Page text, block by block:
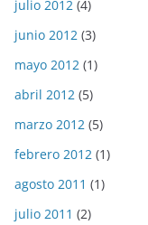
julio 2012 (4)
junio 2012 (3)
mayo 2012 (1)
abril 2012 (5)
marzo 2012 (5)
febrero 2012 (1)
agosto 2011 (1)
julio 2011 (2)